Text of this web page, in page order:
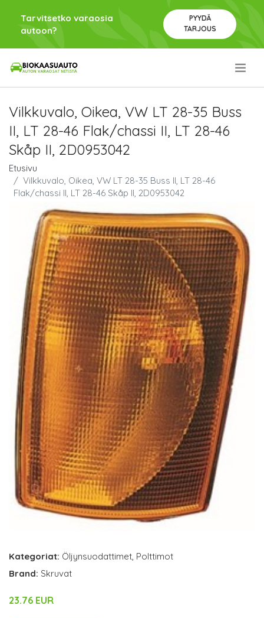
Tarvitsetko varaosia
autoon?
PYYDÄ
TARJOUS
Vilkkuvalo, Oikea, VW LT 28-35 Buss
II, LT 28-46 Flak/chassi II, LT 28-46
Skåp II, 2D0953042
Etusivu
Vilkkuvalo, Oikea, VW LT 28-35 Buss II, LT 28-46
Flak/chassi II, LT 28-46 Skåp II, 2D0953042
Kategoriat: Öljynsuodattimet, Polttimot
Brand: Skruvat
23.76 EUR